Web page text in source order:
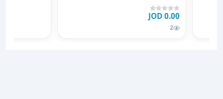
ودفع الفواتير
0.00 JOD
2